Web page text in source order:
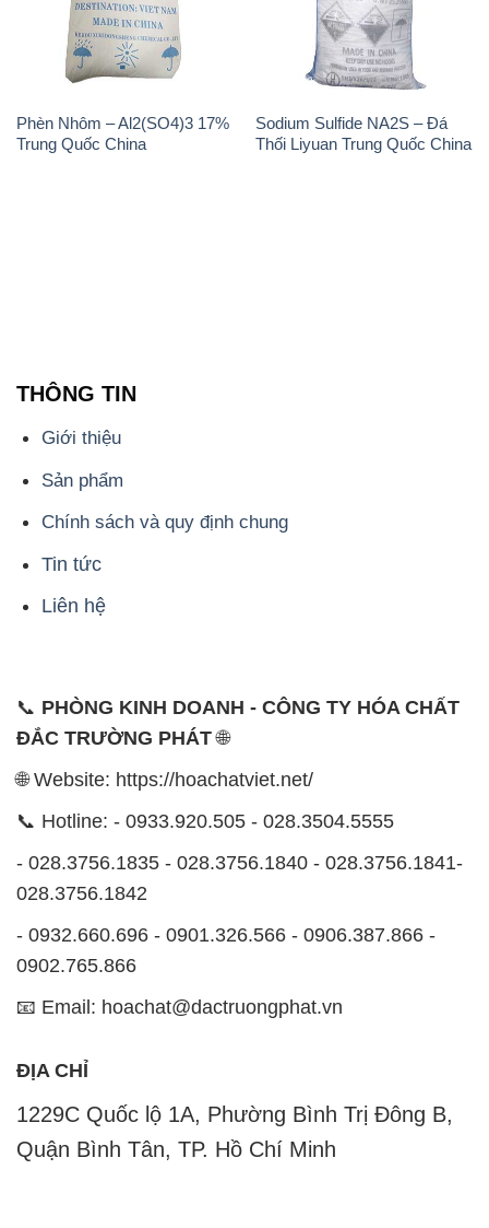
Phèn Nhôm – Al2(SO4)3 17%
Trung Quốc China
Sodium Sulfide NA2S – Đá
Thối Liyuan Trung Quốc China
THÔNG TIN
Giới thiệu
Sản phẩm
Chính sách và quy định chung
Tin tức
Liên hệ
📞 PHÒNG KINH DOANH - CÔNG TY HÓA CHẤT
ĐẮC TRƯỜNG PHÁT🌐
🌐 Website: https://hoachatviet.net/
📞 Hotline: - 0933.920.505 - 028.3504.5555
- 028.3756.1835 - 028.3756.1840 - 028.3756.1841-
028.3756.1842
- 0932.660.696 - 0901.326.566 - 0906.387.866 -
0902.765.866
📧 Email: hoachat@dactruongphat.vn
ĐỊA CHỈ
1229C Quốc lộ 1A, Phường Bình Trị Đông B,
Quận Bình Tân, TP. Hồ Chí Minh